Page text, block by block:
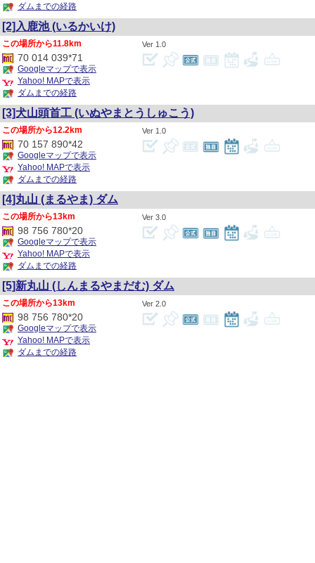
ダムまでの経路
[2]入鹿池(いるかいけ)
1.0
11.8km
70 014 039*71
Googleマップで表示
Yahoo! MAPで表示
ダムまでの経路
[3]犬山頭首工 (いぬやまとうしゅこう)
1.0
12.2km
70 157 890*42
Googleマップで表示
Yahoo! MAPで表示
ダムまでの経路
[4]丸山 (まるやま) ダム
3.0
13km
98 756 780*20
Googleマップで表示
Yahoo! MAPで表示
ダムまでの経路
[5]新丸山 (しんまるやまだむ) ダム
2.0
13km
98 756 780*20
Googleマップで表示
Yahoo! MAPで表示
ダムまでの経路